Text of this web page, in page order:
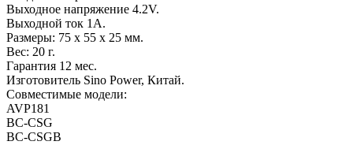
Выходное напряжение 4.2V.
Выходной ток 1А.
Размеры: 75 x 55 x 25 мм.
Вес: 20 г.
Гарантия 12 мес.
Изготовитель Sino Power, Китай.
Совместимые модели:
AVP181
BC-CSG
BC-CSGB